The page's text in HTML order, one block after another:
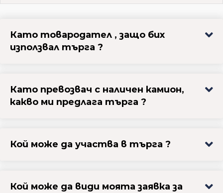
Като товародател , защо бих
използвал търга ?
Като превозвач с наличен камион,
какво ми предлага търга ?
Кой може да участва в търга ?
Кой може да види моята заявка за